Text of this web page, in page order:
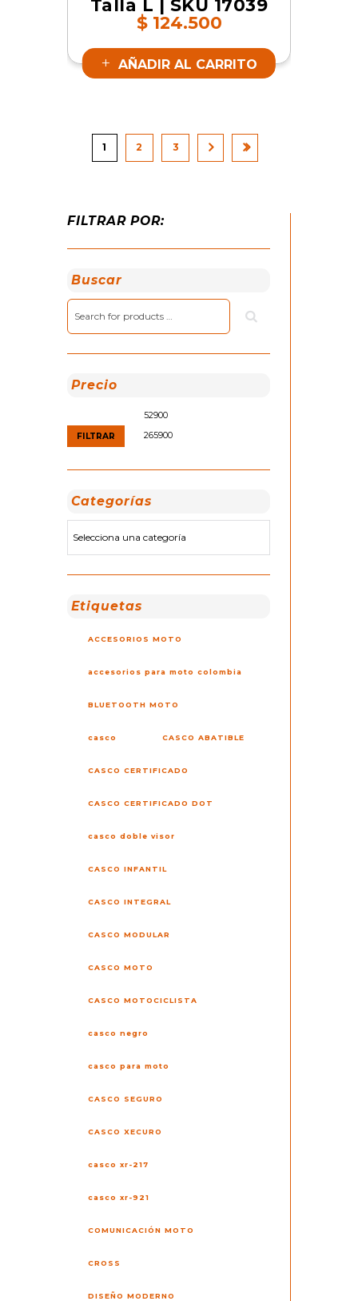
Talla L | SKU 17039
$124.500
AÑADIR AL CARRITO
1 2 3
FILTRAR POR:
Buscar
Precio
Precio
mínimo
FILTRAR
Categorías
Etiquetas
ACCESORIOS MOTO
accesorios para moto colombia
BLUETOOTH MOTO
casco CASCO ABATIBLE
CASCO CERTIFICADO
CASCO CERTIFICADO DOT
casco doble visor
CASCO INFANTIL
CASCO INTEGRAL
CASCO MODULAR
CASCO MOTO
CASCO MOTOCICLISTA
casco negro
casco para moto
CASCO SEGURO
CASCO XECURO
casco xr-217
casco xr-921
COMUNICACIÓN MOTO
CROSS
DISEÑO MODERNO